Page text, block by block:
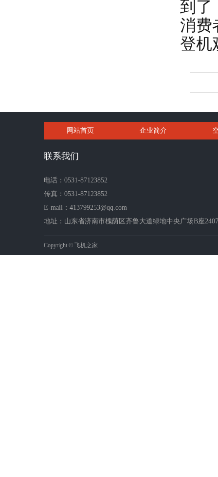
到了
消费
登机
网站首页 企业简介
联系我们
电话：0531-87123852
传真：0531-87123852
E-mail：413799253@qq.com
地址：山东省济南市槐荫区齐鲁大道绿地中央广场B座
Copyright © 飞机之家